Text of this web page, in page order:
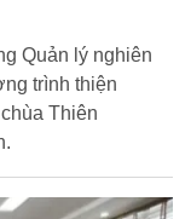
Quản lý nghiên
trình thiện
Thiên